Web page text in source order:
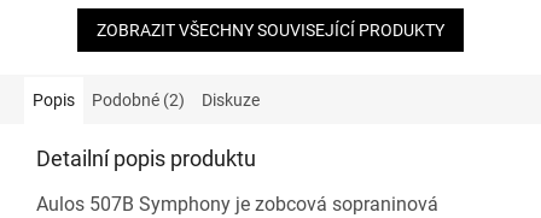
ZOBRAZIT VŠECHNY SOUVISEJÍCÍ PRODUKTY
Popis Podobné (2) Diskuze
Detailní popis produktu
Aulos 507B Symphony je zobcová sopraninová